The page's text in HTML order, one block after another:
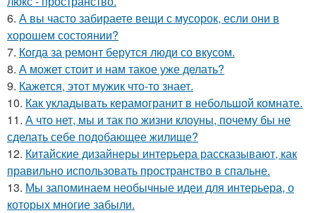
6. А вы часто забираете вещи с мусорок, если они в
хорошем состоянии?
7. Когда за ремонт берутся люди со вкусом.
8. А может стоит и нам такое уже делать?
9. Кажется, этот мужик что-то знает.
10. Как укладывать керамогранит в небольшой комнате.
11. А что нет, мы и так по жизни клоуны, почему бы не
сделать себе подобающее жилище?
12. Китайские дизайнеры интерьера рассказывают, как
правильно использовать пространство в спальне.
13. Мы запоминаем необычные идеи для интерьера, о
которых многие забыли.